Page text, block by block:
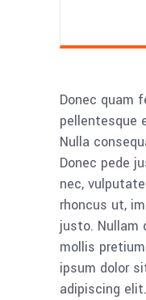
Donec quam
pellentesque
Nulla
Donec pede
nec,
rhoncus ut,
justo. Nullam
mollis
ipsum dolor
adipiscing